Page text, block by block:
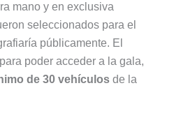
mano y en exclusiva
seleccionados para el
públicamente. El
poder acceder a la gala,
de 30 vehículosde la